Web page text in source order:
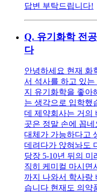
답변 부탁드립니다!
Q. 유기화학 전
다
안녕하세요 현재 화
서 석사를 하고 있
지 유기화학을 좋아
는 생각으로 입학했
데 제약회사는 거의
곳은 정말 손에 꼽
대체가 가능하다고
데려다가 앉혀놔도
당장 5-10년 뒤의
직히 케미컬 마시면
까지 나와서 학사랑
습니다 현재도 의약